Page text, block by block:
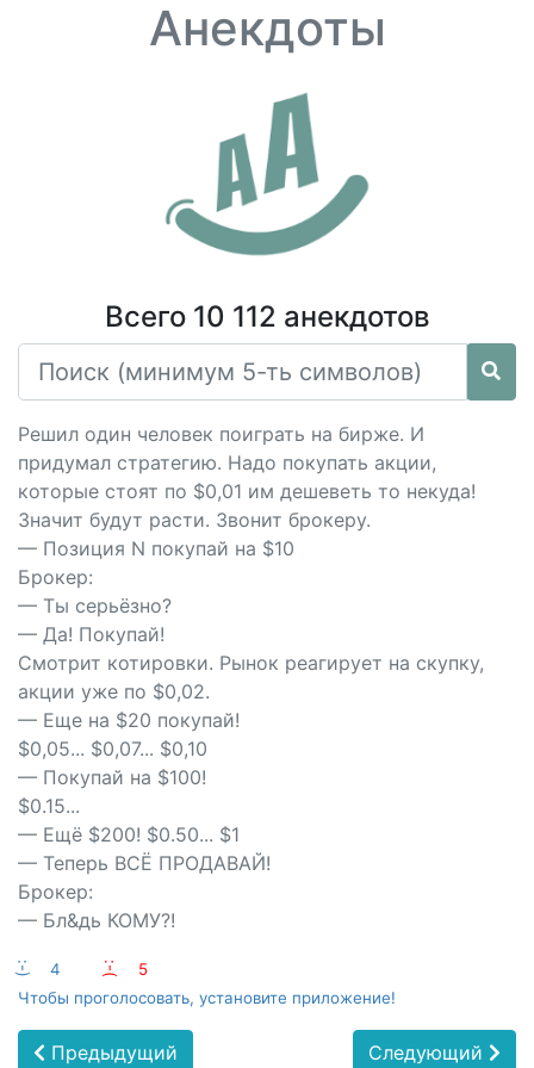
Анекдоты
Всего 10 112 анекдотов
Решил один человек поиграть на бирже. И
придумал стратегию. Надо покупать акции,
которые стоят по $0,01 им дешеветь то некуда!
Значит будут расти. Звонит брокеру.
— Позиция N покупай на $10
Брокер:
— Ты серьёзно?
— Да! Покупай!
Смотрит котировки. Рынок реагирует на скупку,
акции уже по $0,02.
— Еще на $20 покупай!
$0,05... $0,07... $0,10
— Покупай на $100!
$0.15...
— Ещё $200! $0.50... $1
— Теперь ВСЁ ПРОДАВАЙ!
Брокер:
— Бл&дь КОМУ?!
:-) 4 :-(
5
Чтобы проголосовать, установите приложение!
Предыдущий Следующий